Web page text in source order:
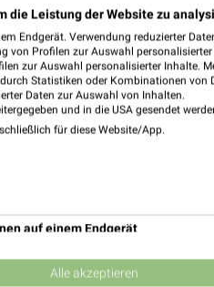
Uhr | Geschlossen
die Leistung der Website zu
Endgerät. Verwendung reduzierter
von Profilen zur Auswahl
zur Auswahl personalisierter Inhalte.
Statistiken oder Kombinationen von
Daten zur Auswahl von Inhalten.
und in die USA gesendet
für diese Website/App.
auf einem Endgerät
von Werbeanzeigen
Alle akzeptieren